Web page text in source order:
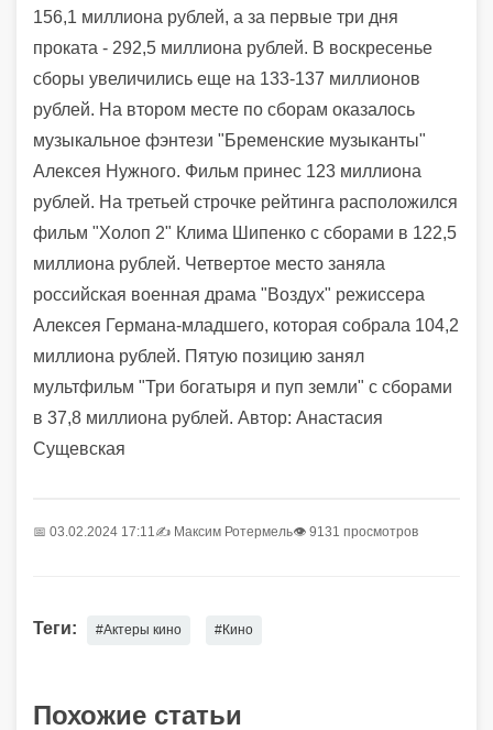
156,1 миллиона рублей, а за первые три дня
проката - 292,5 миллиона рублей. В воскресенье
сборы увеличились еще на 133-137 миллионов
рублей. На втором месте по сборам оказалось
музыкальное фэнтези "Бременские музыканты"
Алексея Нужного. Фильм принес 123 миллиона
рублей. На третьей строчке рейтинга расположился
фильм "Холоп 2" Клима Шипенко с сборами в 122,5
миллиона рублей. Четвертое место заняла
российская военная драма "Воздух" режиссера
Алексея Германа-младшего, которая собрала 104,2
миллиона рублей. Пятую позицию занял
мультфильм "Три богатыря и пуп земли" с сборами
в 37,8 миллиона рублей. Автор: Анастасия
Сущевская
📅 03.02.2024 17:11 ✍️ Максим Ротермель👁 9131 просмотров
Теги: #Актеры кино #Кино
Похожие статьи